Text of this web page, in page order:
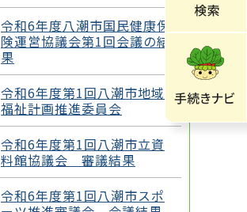
令和6年度八潮市国民健康保
険運営協議会第1回会議の結
果
令和6年度第1回八潮市地域
福祉計画推進委員会
令和6年度第1回八潮市立資
料館協議会 審議結果
令和6年度第1回八潮市スポ